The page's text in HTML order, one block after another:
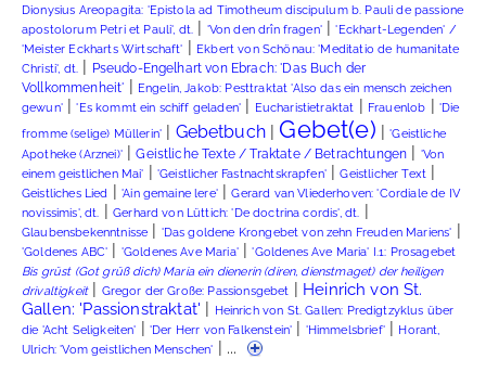
Dionysius Areopagita: 'Epistola ad Timotheum discipulum b. Pauli de passione
apostolorum Petri et Pauli', dt. | 'Von den drîn fragen'|'Eckhart-Legenden' /
'Meister Eckharts Wirtschaft' | Ekbert von Schönau: 'Meditatio de humanitate
Christi', dt. | Pseudo-Engelhart von Ebrach: 'Das Buch der
Vollkommenheit' | Engelin, Jakob: Pesttraktat 'Also das ein mensch zeichen
gewun'|'Es kommt ein schiff geladen' | Eucharistietraktat | Frauenlob | 'Die
fromme (selige) Müllerin' | Gebetbuch| Gebet(e) |'Geistliche
Apotheke (Arznei)'|Geistliche Texte / Traktate / Betrachtungen | 'Von
einem geistlichen Mai' |'Geistlicher Fastnachtskrapfen'|Geistlicher Text |
Geistliches Lied |'Ain gemaine lere'|Gerard van Vliederhoven: 'Cordiale de IV
novissimis', dt. |Gerhard von Lüttich: 'De doctrina cordis', dt. |
Glaubensbekenntnisse | 'Das goldene Krongebet von zehn Freuden Mariens' |
'Goldenes ABC' | 'Goldenes Ave Maria'|'Goldenes Ave Maria' I.1: Prosagebet
Bis grüst (Got grüß dich) Maria ein dienerin (diren, dienstmaget) der heiligen
drivaltigkeit| Gregor der Große: Passionsgebet | Heinrich von St.
Gallen: 'Passionstraktat' | Heinrich von St. Gallen: Predigtzyklus über
die 'Acht Seligkeiten' |'Der Herr von Falkenstein' | 'Himmelsbrief'| Horant,
Ulrich: 'Vom geistlichen Menschen' | ...